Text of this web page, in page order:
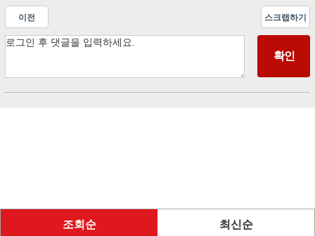
이전 스크랩하기
조회순 최신순